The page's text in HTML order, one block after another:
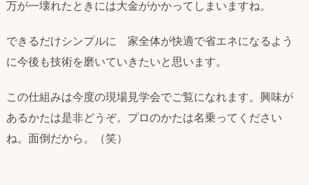
万が一壊れたときには大金がかかってしまいますね。
できるだけシンプルに 家全体が快適で省エネになるよう
に今後も技術を磨いていきたいと思います。
この仕組みは今度の現場見学会でご覧になれます。興味が
あるかたは是非どうぞ。プロのかたは名乗ってください
ね。面倒だから。（笑）